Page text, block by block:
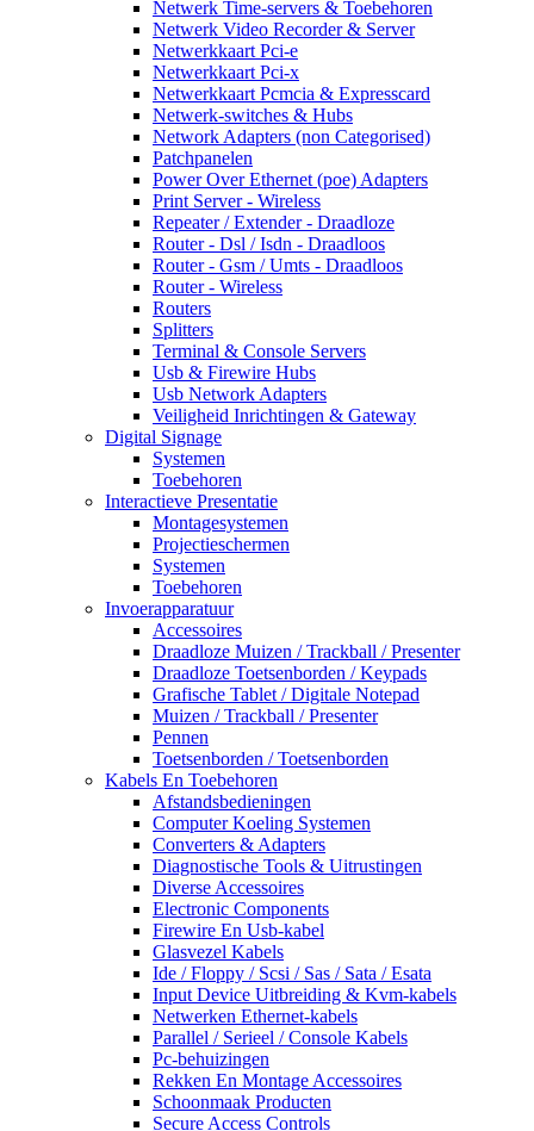
Netwerk Time-servers & Toebehoren
Netwerk Video Recorder & Server
Netwerkkaart Pci-e
Netwerkkaart Pci-x
Netwerkkaart Pcmcia & Expresscard
Netwerk-switches & Hubs
Network Adapters (non Categorised)
Patchpanelen
Power Over Ethernet (poe) Adapters
Print Server - Wireless
Repeater / Extender - Draadloze
Router - Dsl / Isdn - Draadloos
Router - Gsm / Umts - Draadloos
Router - Wireless
Routers
Splitters
Terminal & Console Servers
Usb & Firewire Hubs
Usb Network Adapters
Veiligheid Inrichtingen & Gateway
Digital Signage
Systemen
Toebehoren
Interactieve Presentatie
Montagesystemen
Projectieschermen
Systemen
Toebehoren
Invoerapparatuur
Accessoires
Draadloze Muizen / Trackball / Presenter
Draadloze Toetsenborden / Keypads
Grafische Tablet / Digitale Notepad
Muizen / Trackball / Presenter
Pennen
Toetsenborden / Toetsenborden
Kabels En Toebehoren
Afstandsbedieningen
Computer Koeling Systemen
Converters & Adapters
Diagnostische Tools & Uitrustingen
Diverse Accessoires
Electronic Components
Firewire En Usb-kabel
Glasvezel Kabels
Ide / Floppy / Scsi / Sas / Sata / Esata
Input Device Uitbreiding & Kvm-kabels
Netwerken Ethernet-kabels
Parallel / Serieel / Console Kabels
Pc-behuizingen
Rekken En Montage Accessoires
Schoonmaak Producten
Secure Access Controls